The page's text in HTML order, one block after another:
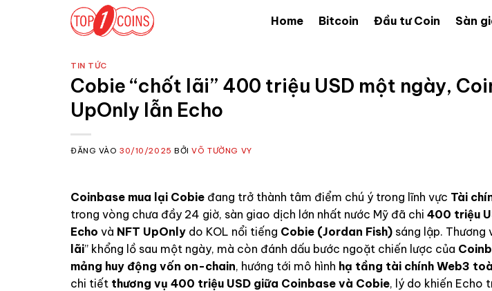
Home Bitcoin Đầu tư Coin Sàn
TIN TỨC
Cobie “chốt lãi” 400 triệu USD một ngày,
UpOnly lẫn Echo
ĐĂNG VÀO30/10/2025 BỞIVÕ TƯỜNG VY
Coinbase mua lại Cobie đang trở thành tâm điểm chú ý trong lĩnh vực Tài
trong vòng chưa đầy 24 giờ, sàn giao dịch lớn nhất nước Mỹ đã chi 400 triệu
Echo và NFT UpOnly do KOL nổi tiếng Cobie (Jordan Fish) sáng lập. Thương
lãi” khổng lồ sau một ngày, mà còn đánh dấu bước ngoặt chiến lược của
mảng huy động vốn on-chain, hướng tới mô hình hạ tầng tài chính Web3
chi tiết thương vụ 400 triệu USD giữa Coinbase và Cobie, lý do khiến Echo